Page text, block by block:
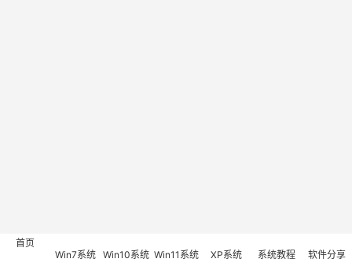
首页
Win7系统 Win10系统 Win11系统 XP系统 系统教程 软件分享